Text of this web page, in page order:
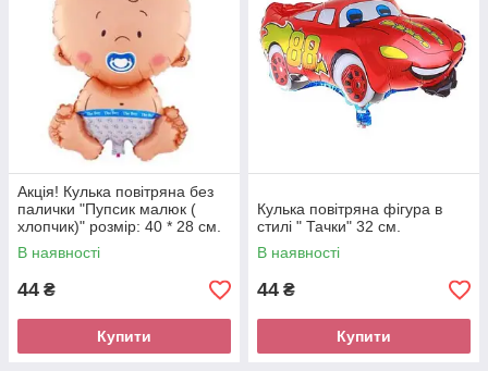
Акція! Кулька повітряна без
палички "Пупсик малюк (
хлопчик)" розмір: 40 * 28 см.
В наявності
44 ₴
Купити
Кулька повітряна фігура в
стилі " Тачки" 32 см.
В наявності
44 ₴
Купити